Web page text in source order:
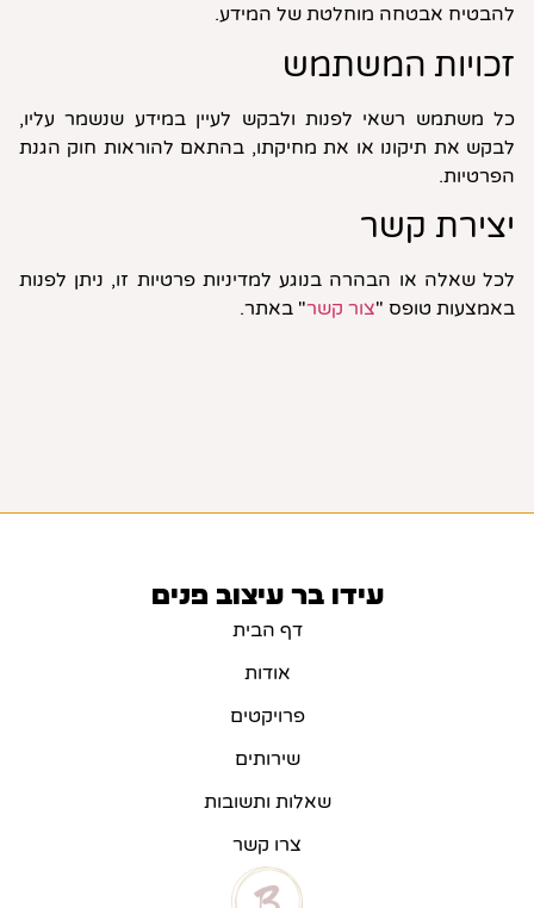
להבטיח אבטחה מוחלטת של המידע.
זכויות המשתמש
כל משתמש רשאי לפנות ולבקש לעיין במידע שנשמר עליו,
לבקש את תיקונו או את מחיקתו, בהתאם להוראות חוק הגנת
הפרטיות.
יצירת קשר
לכל שאלה או הבהרה בנוגע למדיניות פרטיות זו, ניתן לפנות
באמצעות טופס "צור קשר" באתר.
עידו בר עיצוב פנים
דף הבית
אודות
פרויקטים
שירותים
שאלות ותשובות
צרו קשר